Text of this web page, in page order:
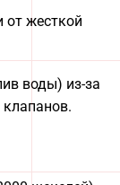
от жесткой
воды) из-за
клапанов.